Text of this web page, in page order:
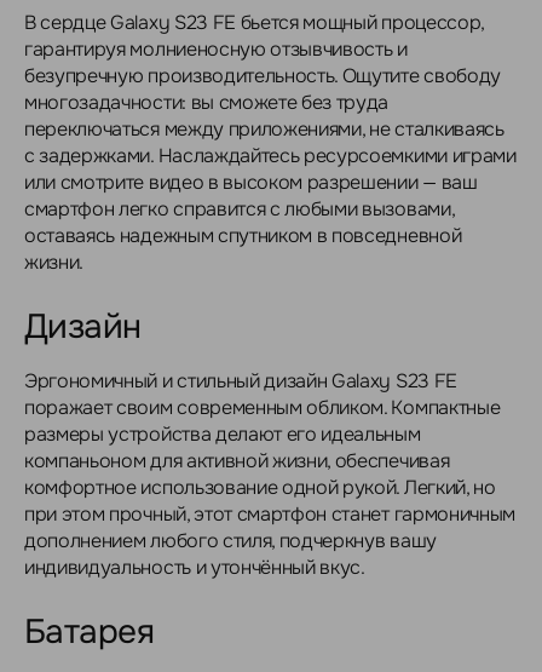
В сердце Galaxy S23 FE бьется мощный процессор,
гарантируя молниеносную отзывчивость и
безупречную производительность. Ощутите свободу
многозадачности: вы сможете без труда
переключаться между приложениями, не сталкиваясь
с задержками. Наслаждайтесь ресурсоемкими играми
или смотрите видео в высоком разрешении — ваш
смартфон легко справится с любыми вызовами,
оставаясь надежным спутником в повседневной
жизни.
Дизайн
Эргономичный и стильный дизайн Galaxy S23 FE
поражает своим современным обликом. Компактные
размеры устройства делают его идеальным
компаньоном для активной жизни, обеспечивая
комфортное использование одной рукой. Легкий, но
при этом прочный, этот смартфон станет гармоничным
дополнением любого стиля, подчеркнув вашу
индивидуальность и утончённый вкус.
Батарея